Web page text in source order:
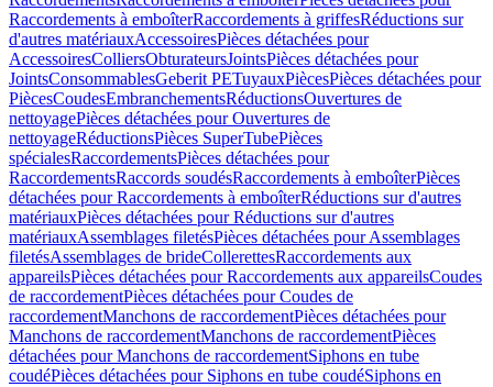
Raccordements à emboîterRaccordements à griffesRéductions sur
d'autres matériauxAccessoiresPièces détachées pour
AccessoiresColliersObturateursJointsPièces détachées pour
JointsConsommablesGeberit PETuyauxPiècesPièces détachées pour
PiècesCoudesEmbranchementsRéductionsOuvertures de
nettoyagePièces détachées pour Ouvertures de
nettoyageRéductionsPièces SuperTubePièces
spécialesRaccordementsPièces détachées pour
RaccordementsRaccords soudésRaccordements à emboîterPièces
détachées pour Raccordements à emboîterRéductions sur d'autres
matériauxPièces détachées pour Réductions sur d'autres
matériauxAssemblages filetésPièces détachées pour Assemblages
filetésAssemblages de brideCollerettesRaccordements aux
appareilsPièces détachées pour Raccordements aux appareilsCoudes
de raccordementPièces détachées pour Coudes de
raccordementManchons de raccordementPièces détachées pour
Manchons de raccordementManchons de raccordementPièces
détachées pour Manchons de raccordementSiphons en tube
coudéPièces détachées pour Siphons en tube coudéSiphons en